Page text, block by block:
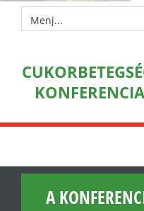
Menj...
A